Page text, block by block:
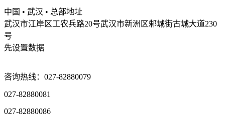
中国 • 武汉 • 总部地址
武汉市江岸区工农兵路20号武汉市新洲区邾城街古城大道230
号
先设置数据
咨询热线：027-82880079
027-82880081
027-82880086